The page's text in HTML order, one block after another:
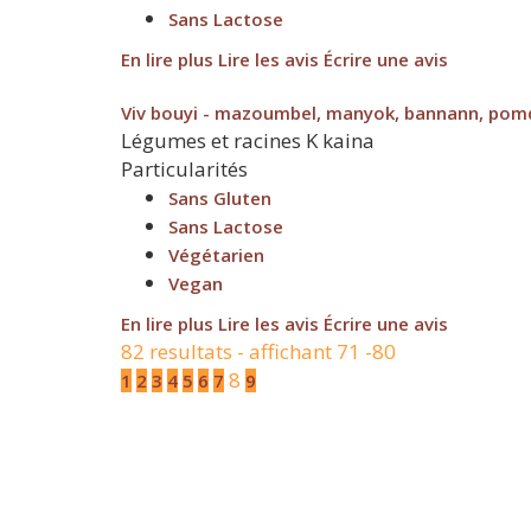
Sans Lactose
En lire plus Lire les avis Écrire une avis
Viv bouyi - mazoumbel, manyok, bannann,
Légumes et racines K kaina
Particularités
Sans Gluten
Sans Lactose
Végétarien
Vegan
En lire plus Lire les avis Écrire une avis
82 resultats - affichant 71 -80
1 2 3 4 5 6 7 8 9